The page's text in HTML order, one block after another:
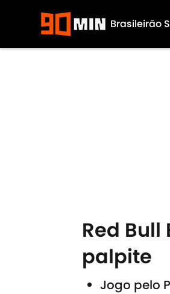
Brasileirão
Red
palpite
Jogo pelo